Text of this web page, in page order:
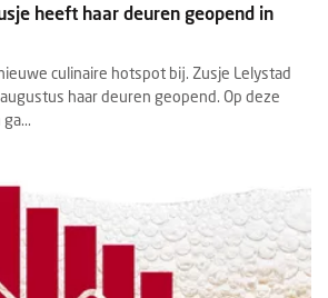
heeft haar deuren geopend in
culinaire hotspot bij. Zusje Lelystad
haar deuren geopend. Op deze